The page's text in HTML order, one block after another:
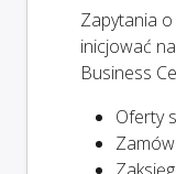
Zapytania
inicjować
Business
Oferty